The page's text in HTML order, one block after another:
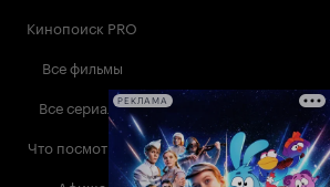
Кинопоиск PRO
Все фильмы
Все сериалы
Что посмотреть
РЕКЛАМА